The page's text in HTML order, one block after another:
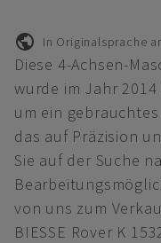
In Originalsprache
Diese 4-Achsen-
wurde im Jahr
um ein
das auf Präzision
Sie auf der Suche
von uns zum
BIESSE Rover K